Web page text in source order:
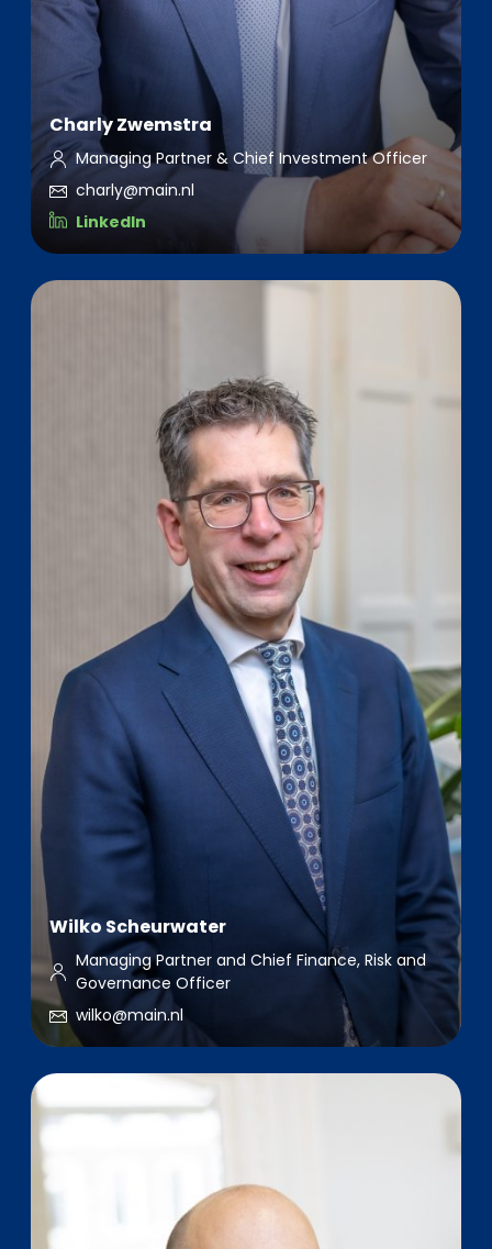
Charly Zwemstra
Managing Partner & Chief Investment Officer
charly@main.nl
LinkedIn
Wilko Scheurwater
Managing Partner and Chief Finance, Risk and
Governance Officer
wilko@main.nl